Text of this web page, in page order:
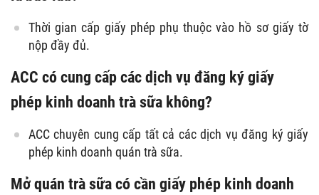
Thời gian cấp giấy phép phụ thuộc vào hồ sơ giấy tờ
nộp đầy đủ.
ACC có cung cấp các dịch vụ đăng ký giấy
phép kinh doanh trà sữa không?
ACC chuyên cung cấp tất cả các dịch vụ đăng ký giấy
phép kinh doanh quán trà sữa.
Mở quán trà sữa có cần giấy phép kinh doanh